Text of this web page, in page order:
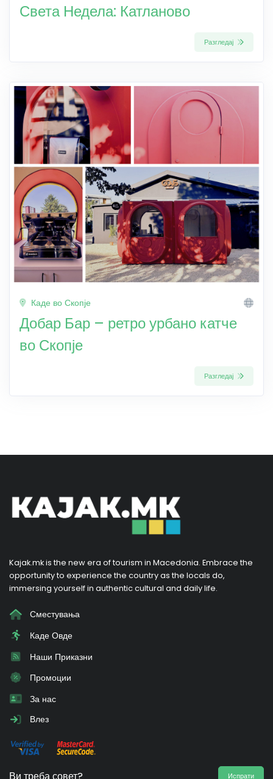
Света Недела: Катланово
Разгледај
Каде во Скопје
Добар Бар – ретро урбано катче
во Скопје
Разгледај
Kajak.mk is the new era of tourism in Macedonia. Embrace the
opportunity to experience the country as the locals do,
immersing yourself in authentic cultural and daily life.
Сместувања
Каде Овде
Наши Приказни
Промоции
За нас
Влез
Ви треба совет? Испрати